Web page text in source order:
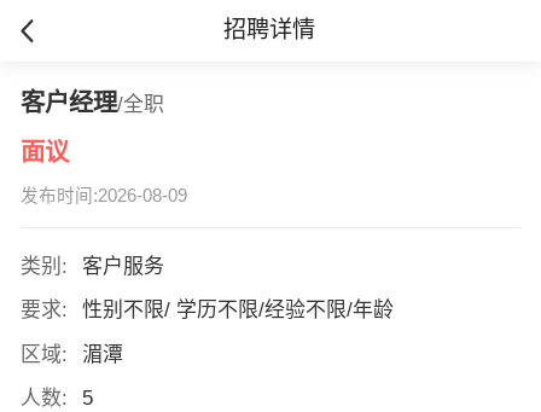
招聘详情
客户经理/全职
面议
发布时间:2026-08-09
类别:
客户服务
要求:
性别不限/ 学历不限/经验不限/年龄
区域:
湄潭
人数:
5